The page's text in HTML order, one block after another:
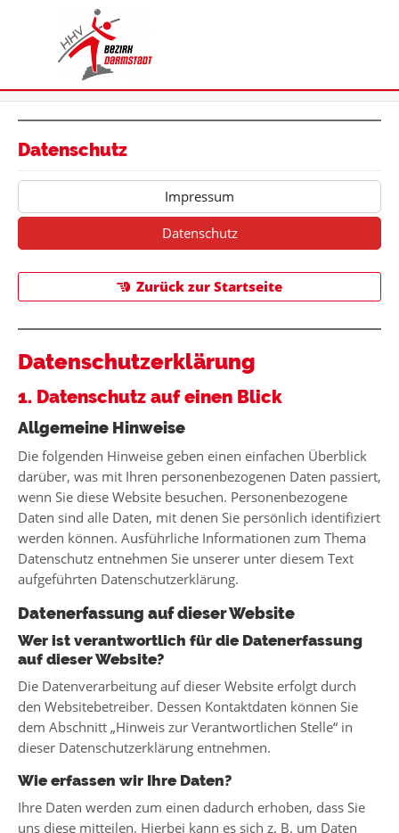
Datenschutz
Impressum
Datenschutz
Zurück zur Startseite
Datenschutz­erklärung
1. Datenschutz auf einen Blick
Allgemeine Hinweise
Die folgenden Hinweise geben einen einfachen Überblick
darüber, was mit Ihren personenbezogenen Daten passiert,
wenn Sie diese Website besuchen. Personenbezogene
Daten sind alle Daten, mit denen Sie persönlich identifiziert
werden können. Ausführliche Informationen zum Thema
Datenschutz entnehmen Sie unserer unter diesem Text
aufgeführten Datenschutzerklärung.
Datenerfassung auf dieser Website
Wer ist verantwortlich für die Datenerfassung
auf dieser Website?
Die Datenverarbeitung auf dieser Website erfolgt durch
den Websitebetreiber. Dessen Kontaktdaten können Sie
dem Abschnitt „Hinweis zur Verantwortlichen Stelle“ in
dieser Datenschutzerklärung entnehmen.
Wie erfassen wir Ihre Daten?
Ihre Daten werden zum einen dadurch erhoben, dass Sie
uns diese mitteilen. Hierbei kann es sich z. B. um Daten